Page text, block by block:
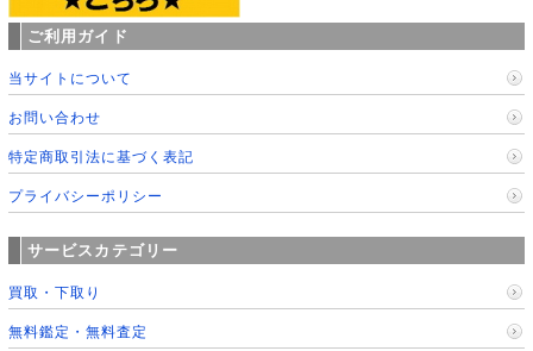
ご利用ガイド
当サイトについて
お問い合わせ
特定商取引法に基づく表記
プライバシーポリシー
サービスカテゴリー
買取・下取り
無料鑑定・無料査定